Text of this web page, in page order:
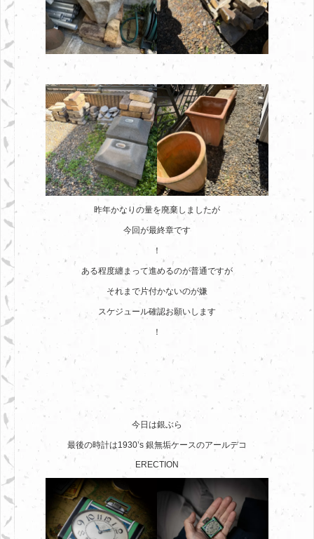
昨年かなりの量を廃棄しましたが
今回が最終章です
！
ある程度纏まって進めるのが普通ですが
それまで片付かないのが嫌
スケジュール確認お願いします
！
今日は銀ぶら
最後の時計は1930’s 銀無垢ケースのアールデコ
ERECTION